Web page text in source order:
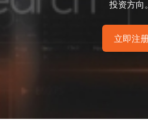
投资方向。
立即注